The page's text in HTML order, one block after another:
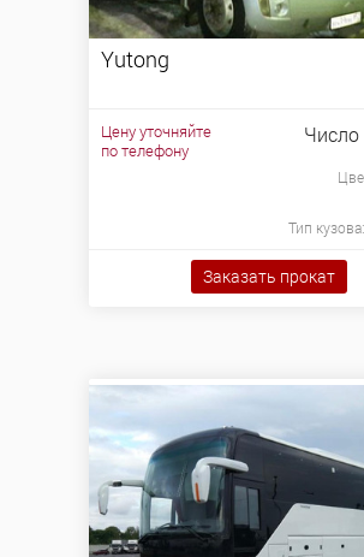
Показать авто Сбросить
Yutong
Число
Цену уточняйте
по телефону
Тип кузова:
Заказать прокат
Yutong
2009 г.в. 29 мест, кондиционер,